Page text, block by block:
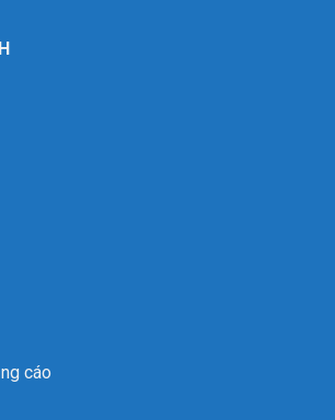
cáo